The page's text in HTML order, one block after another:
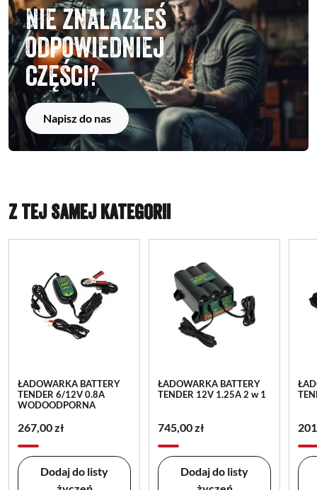
Nie znalazłeś
odpowiedniej
części?
Napisz do nas
Z TEJ SAMEJ KATEGORII
ŁADOWARKA BATTERY
TENDER 6/12V 0.8A
WODOODPORNA
267,00 zł
Dodaj do listy
ŁADOWARKA BATTERY
TENDER 12V 1.25A 2 w 1
745,00 zł
Dodaj do listy